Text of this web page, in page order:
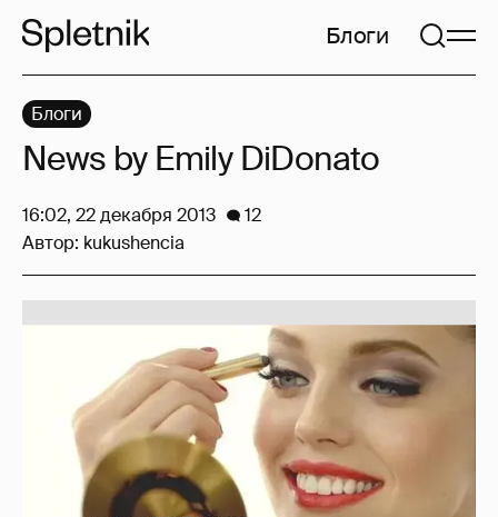
Блоги
Блоги
News by Emily DiDonato
16:02, 22 декабря 2013
12
Автор: kukushencia